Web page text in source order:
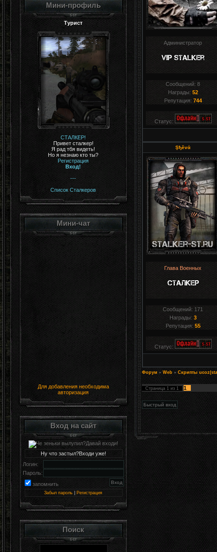
Мини-профиль
Турист
СТАЛКЕР!
Привет сталкер!
Я рад тбя видеть!
Но я незнаю кто ты?
Регистрация
Вход!
---
Список Сталкеров
Мини-чат
Для добавления необходима
авторизация
Вход на сайт
Ну что застыл?Входи уже!
Логин:
Пароль:
запомнить
Забыл пароль Регистрация
Поиск
Администратор
Сообщений:8
Награды: 52
Репутация: 744
Статус:
Şђĕvά
Глава Военных
Сообщений: 171
Награды: 3
Репутация: 55
Статус:
Форум » Web » Скрипты
Страница 1 из 1 1